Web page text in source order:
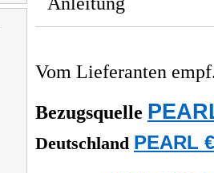
Vom Lieferanten
Bezugsquelle
Deutschland PEARL